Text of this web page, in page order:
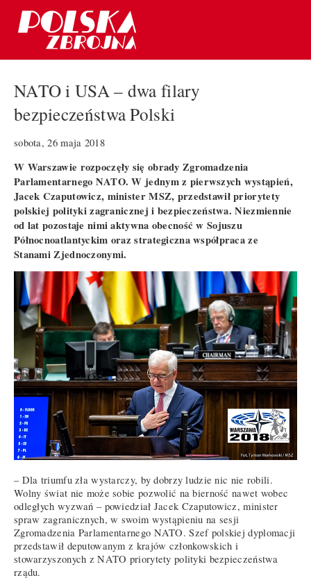
NATO i USA – dwa filary
bezpieczeństwa Polski
sobota, 26 maja 2018
W Warszawie rozpoczęły się obrady Zgromadzenia
Parlamentarnego NATO. W jednym z pierwszych wystąpień,
Jacek Czaputowicz, minister MSZ, przedstawił priorytety
polskiej polityki zagranicznej i bezpieczeństwa. Niezmiennie
od lat pozostaje nimi aktywna obecność w Sojuszu
Północnoatlantyckim oraz strategiczna współpraca ze
Stanami Zjednoczonymi.
– Dla triumfu zła wystarczy, by dobrzy ludzie nic nie robili.
Wolny świat nie może sobie pozwolić na bierność nawet wobec
odległych wyzwań – powiedział Jacek Czaputowicz, minister
spraw zagranicznych, w swoim wystąpieniu na sesji
Zgromadzenia Parlamentarnego NATO. Szef polskiej dyplomacji
przedstawił deputowanym z krajów członkowskich i
stowarzyszonych z NATO priorytety polityki bezpieczeństwa
rządu.